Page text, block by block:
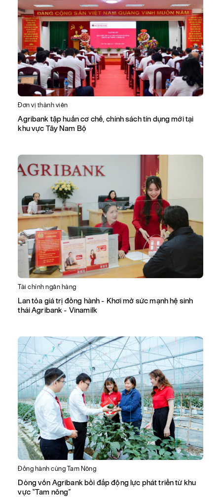
Đơn vị thành viên
Agribank tập huấn cơ chế, chính sách tín dụng mới tại
khu vực Tây Nam Bộ
Tài chính ngân hàng
Lan tỏa giá trị đồng hành - Khơi mở sức mạnh hệ sinh
thái Agribank - Vinamilk
Đồng hành cùng Tam Nông
Dòng vốn Agribank bồi đắp động lực phát triển từ khu
vực “Tam nông”